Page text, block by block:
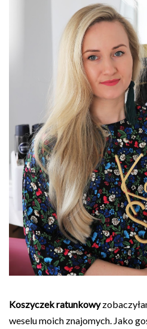
Koszyczek ratunkowy
weselu moich znajomych. Jako